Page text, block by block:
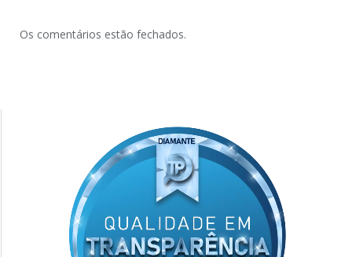
Os comentários estão fechados.